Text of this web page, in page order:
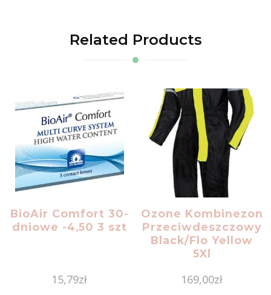
Related Products
BioAir Comfort 30-
dniowe -4,50 3 szt
15,79zł
Ozone Kombinezon
Przeciwdeszczowy
Black/Flo Yellow
5Xl
169,00zł